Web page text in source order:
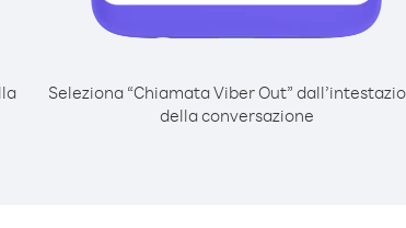
Seleziona “Chiamata Viber Out”
della conversazione